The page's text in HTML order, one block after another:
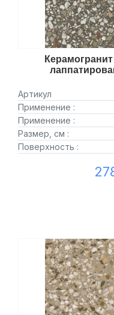
Артикул
Применение :
Применение :
Размер, см :
Поверхность :